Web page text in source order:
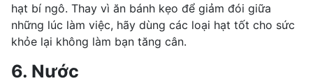
hạt bí ngô. Thay vì ăn bánh kẹo để giảm đói giữa
những lúc làm việc, hãy dùng các loại hạt tốt cho sức
khỏe lại không làm bạn tăng cân.
6. Nước